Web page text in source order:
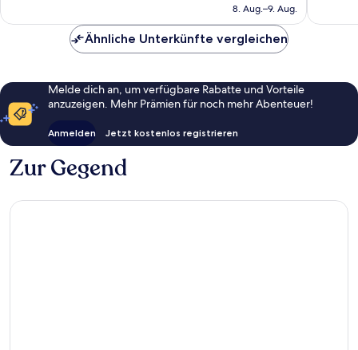
beträgt
8. Aug.–9. Aug.
Ähnliche Unterkünfte vergleichen
Melde dich an, um verfügbare Rabatte und Vorteile
anzuzeigen. Mehr Prämien für noch mehr Abenteuer!
Anmelden Jetzt kostenlos registrieren
Zur Gegend